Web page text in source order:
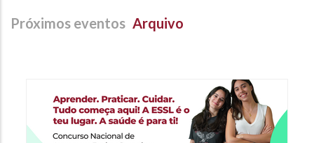
Próximos eventos Arquivo